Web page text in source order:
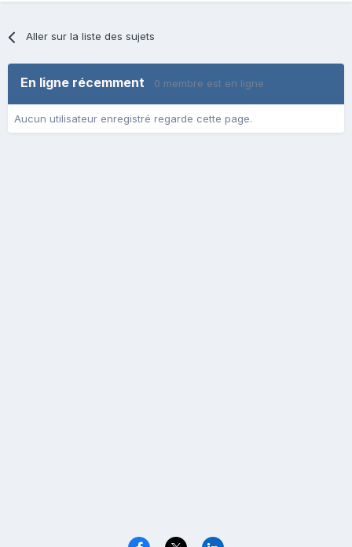
Aller sur la liste des sujets
En ligne récemment 0 membre est en ligne
Aucun utilisateur enregistré regarde cette page.